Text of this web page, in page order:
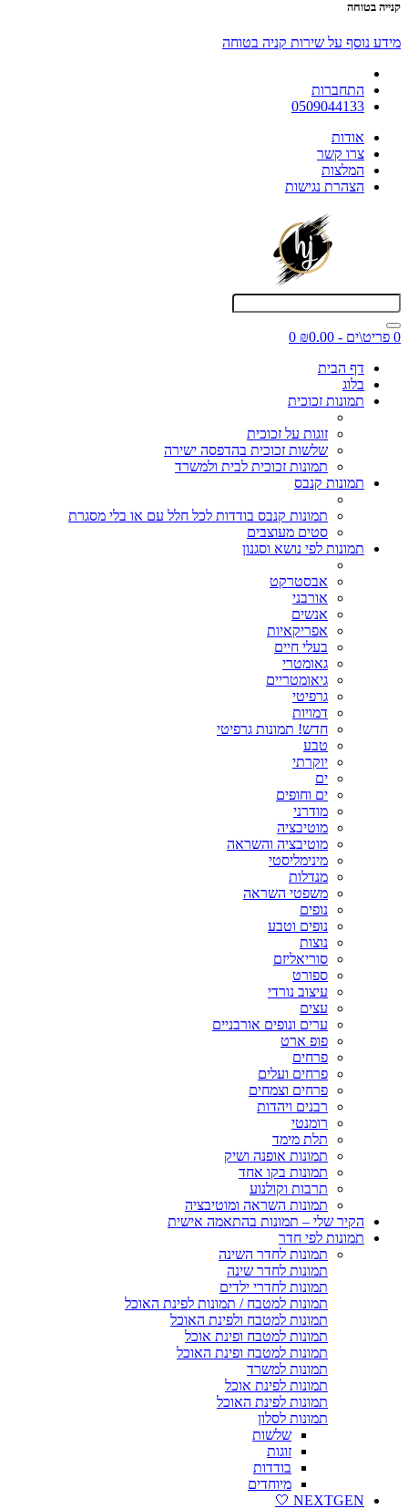
קנייה בטוחה
מידע נוסף על שירות קניה בטוחה
התחברות
0509044133
אודות
צרו קשר
המלצות
הצהרת נגישות
0 פריט\ים - ₪0.00
0
דף הבית
בלוג
תמונות זכוכית
זוגות על זכוכית
שלשות זכוכית בהדפסה ישירה
תמונות זכוכית לבית ולמשרד
תמונות קנבס
תמונות קנבס בודדות לכל חלל עם או בלי מסגרת
סטים מעוצבים
תמונות לפי נושא וסגנון
אבסטרקט
אורבני
אנשים
אפריקאיות
בעלי חיים
גאומטרי
גיאומטריים
גרפיטי
דמויות
חדש! תמונות גרפיטי
טבע
יוקרתי
ים
ים וחופים
מודרני
מוטיבציה
מוטיבציה והשראה
מינימליסטי
מנדלות
משפטי השראה
נופים
נופים וטבע
נוצות
סוריאליזם
ספורט
עיצוב נורדי
עצים
ערים ונופים אורבניים
פופ ארט
פרחים
פרחים ועלים
פרחים וצמחים
רבנים ויהדות
רומנטי
תלת מימד
תמונות אופנה ושיק
תמונות בקו אחד
תרבות וקולנוע
תמונות השראה ומוטיבציה
הקיר שלי – תמונות בהתאמה אישית
תמונות לפי חדר
תמונות לחדר השינה
תמונות לחדר שינה
תמונות לחדרי ילדים
תמונות למטבח / תמונות לפינת האוכל
תמונות למטבח ולפינת האוכל
תמונות למטבח ופינת אוכל
תמונות למטבח ופינת האוכל
תמונות למשרד
תמונות לפינת אוכל
תמונות לפינת האוכל
תמונות לסלון
שלשות
זוגות
בודדות
מיוחדים
NEXTGEN 🤍